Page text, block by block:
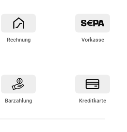
Rechnung Vorkasse
Barzahlung Kreditkarte